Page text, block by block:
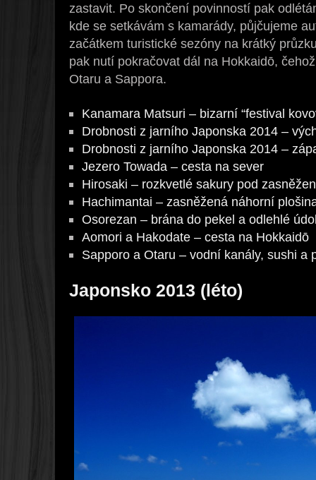
zastavit. Po skončení povinností pak
kde se setkávám s kamarády, půjčujeme
začátkem turistické sezóny na krátký
pak nutí pokračovat dál na Hokkaidō,
Otaru a Sappora.
Kanamara Matsuri – bizarní “festival
Drobnosti z jarního Japonska 2014 –
Drobnosti z jarního Japonska 2014 –
Jezero Towada – cesta na sever
Hirosaki – rozkvetlé sakury pod
Hachimantai – zasněžená náhorní
Osorezan – brána do pekel a odlehlé
Aomori a Hakodate – cesta na Hokkaidō
Sapporo a Otaru – vodní kanály, sushi a
Japonsko 2013 (léto)